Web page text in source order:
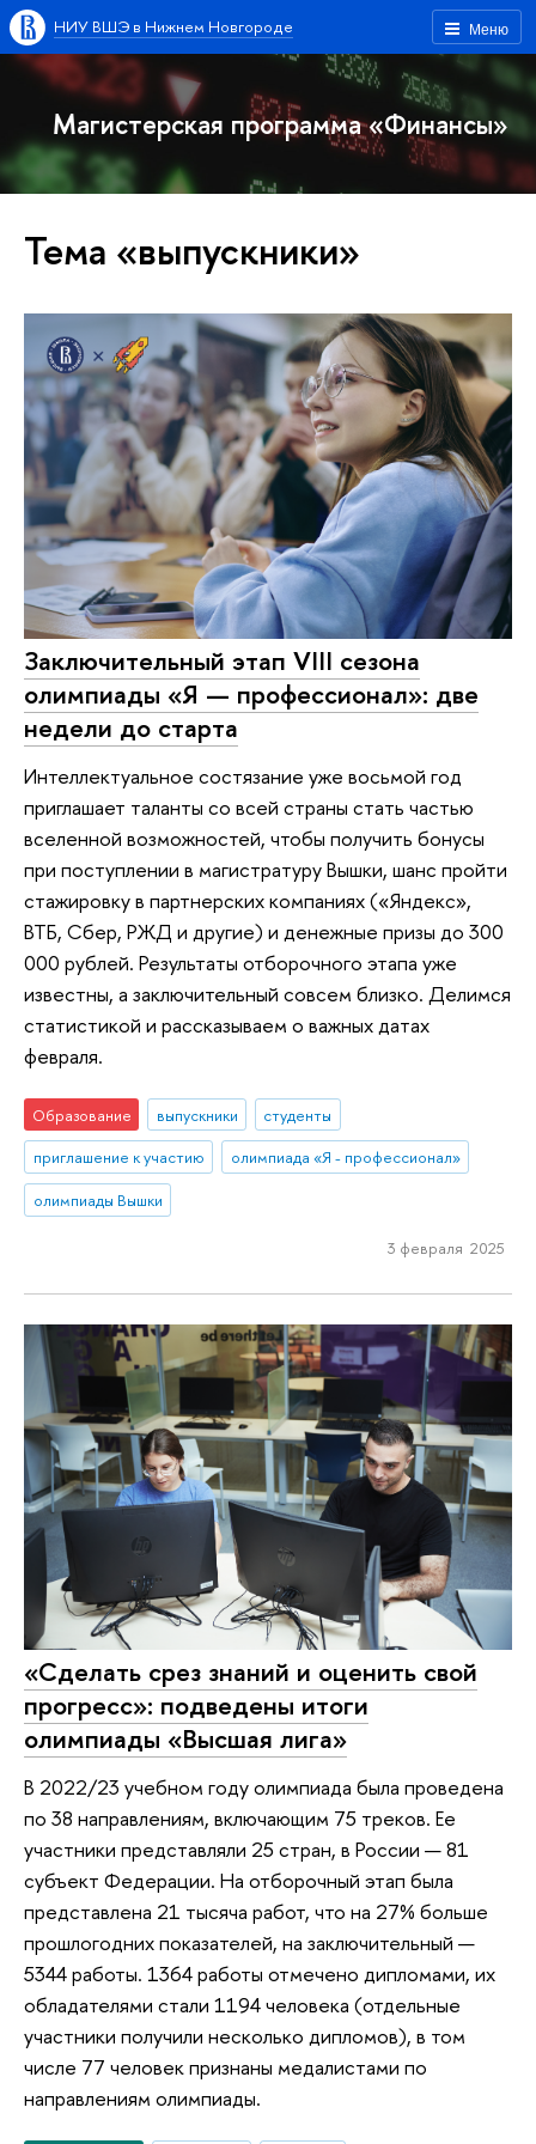
Меню
НИУ ВШЭ в Нижнем Новгороде
Магистерская программа «Финансы»
Тема «выпускники»
Заключительный этап VIII сезона
олимпиады «Я — профессионал»: две
недели до старта
Интеллектуальное состязание уже восьмой год
приглашает таланты со всей страны стать частью
вселенной возможностей, чтобы получить бонусы
при поступлении в магистратуру Вышки, шанс пройти
стажировку в партнерских компаниях («Яндекс»,
ВТБ, Сбер, РЖД и другие) и денежные призы до 300
000 рублей. Результаты отборочного этапа уже
известны, а заключительный совсем близко. Делимся
статистикой и рассказываем о важных датах
февраля.
Образование выпускники
студенты
приглашение к участию
олимпиада «Я - профессионал»
олимпиады Вышки
3 февраля 2025
«Сделать срез знаний и оценить свой
прогресс»: подведены итоги
олимпиады «Высшая лига»
В 2022/23 учебном году олимпиада была проведена
по 38 направлениям, включающим 75 треков. Ее
участники представляли 25 стран, в России — 81
субъект Федерации. На отборочный этап была
представлена 21 тысяча работ, что на 27% больше
прошлогодних показателей, на заключительный —
5344 работы. 1364 работы отмечено дипломами, их
обладателями стали 1194 человека (отдельные
участники получили несколько дипломов), в том
числе 77 человек признаны медалистами по
направлениям олимпиады.